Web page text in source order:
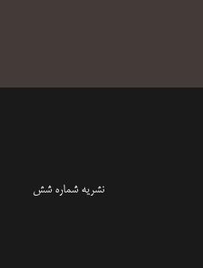
نشریه شماره شش